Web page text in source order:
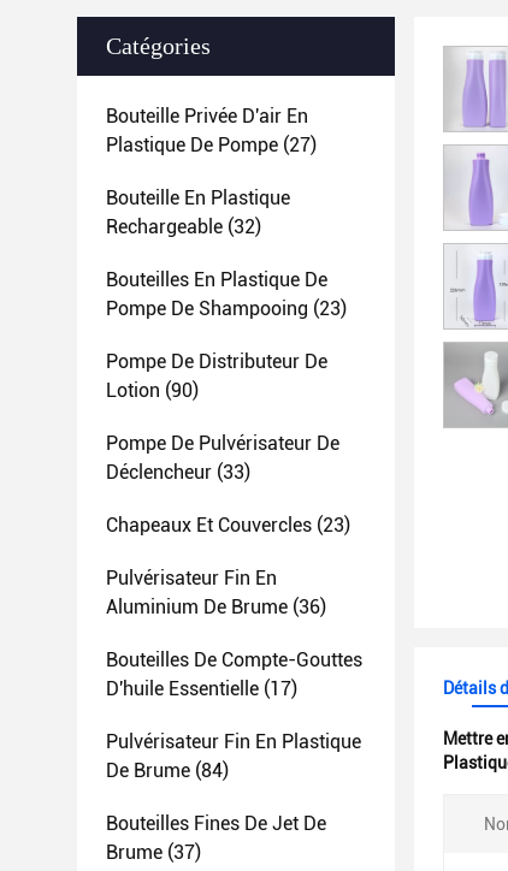
Catégories
Bouteille Privée D'air En
Plastique De Pompe (27)
Bouteille En Plastique
Rechargeable (32)
Bouteilles En Plastique De
Pompe De Shampooing (23)
Pompe De Distributeur De
Lotion (90)
Pompe De Pulvérisateur De
Déclencheur (33)
Chapeaux Et Couvercles (23)
Pulvérisateur Fin En
Aluminium De Brume (36)
Bouteilles De Compte-Gouttes
D'huile Essentielle (17)
Pulvérisateur Fin En Plastique
De Brume (84)
Bouteilles Fines De Jet De
Brume (37)
Détails
Mettre